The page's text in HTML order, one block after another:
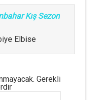
Kış Sezon
Elbise
Gerekli